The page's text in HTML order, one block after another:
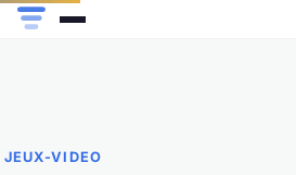
JEUX-VIDEO